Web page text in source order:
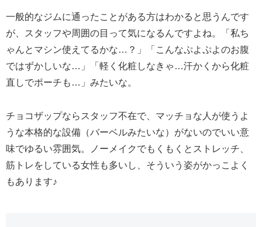
一般的なジムに通ったことがある方はわかると思うんです
が、スタッフや周囲の目って気になるんですよね。「私ち
ゃんとマシン使えてるかな…？」「こんなぷよぷよのお腹
ではずかしいな…」「軽く化粧しなきゃ…汗かくから化粧
直しでポーチも…」みたいな。
チョコザップならスタッフ不在で、マッチョな人が使うよ
うな本格的な設備（バーベルみたいな）がないのでいい意
味でゆるい雰囲気。ノーメイクでもくもくとストレッチ、
筋トレをしている女性も多いし、そういう姿がかっこよく
もあります♪